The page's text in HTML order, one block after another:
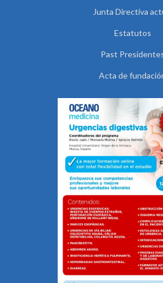
Junta Directiva
Estatutos
Past
Acta de